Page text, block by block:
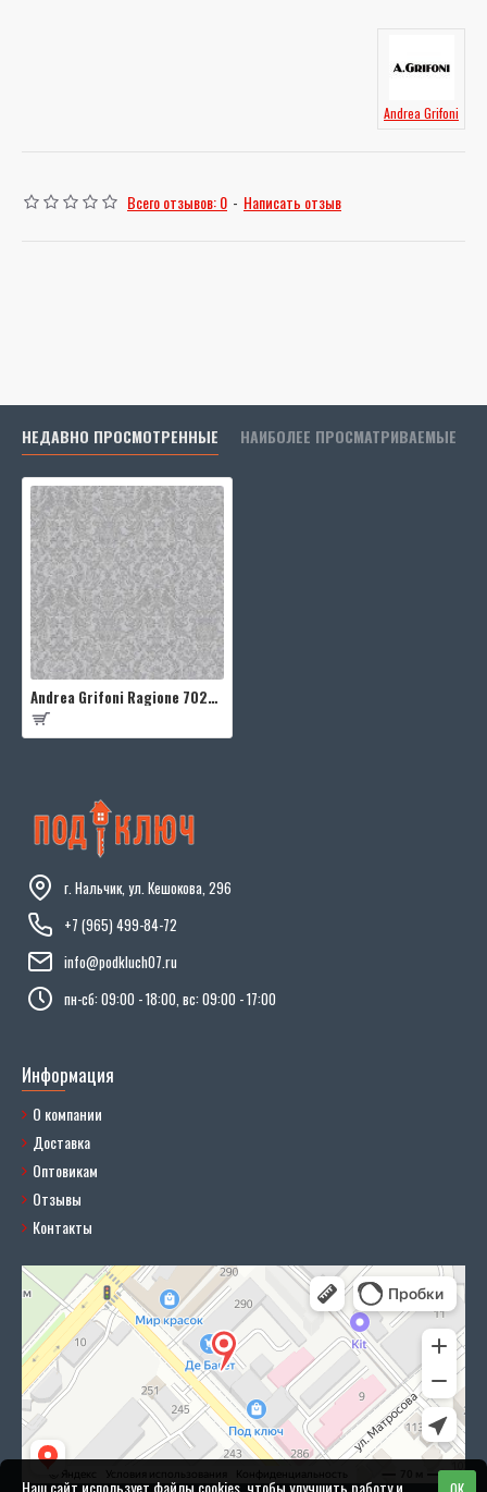
Andrea Grifoni
Всего отзывов: 0 - Написать отзыв
НЕДАВНО ПРОСМОТРЕННЫЕ НАИБОЛЕЕ ПРОСМАТРИВАЕМЫЕ
Andrea Grifoni Ragione 7022-6
г. Нальчик, ул. Кешокова, 296
+7 (965) 499-84-72
info@podkluch07.ru
пн-сб: 09:00 - 18:00, вс: 09:00 - 17:00
Информация
О компании
Доставка
Оптовикам
Отзывы
Контакты
Наш сайт использует файлы cookies, чтобы улучшить работу и